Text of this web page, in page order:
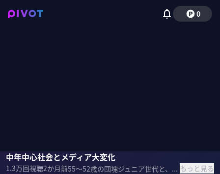
0
中年中心社会とメディア大変化
1.3万回視聴2か月前 55〜52歳の団塊ジュニア世代と、51〜39歳のポスト団塊ジュニアの人口は合計で2800万人。この中年世代が中心となる社会が、今後15年は続く。「中年中心社会」のリアルをテーマに、芝浦工業大学の原田曜平教授とノンフィクションライターの稲田豊史氏に聞いた。 ＜ゲスト＞ 稲田豊史｜ノンフィクションライター 横浜国立大学卒。映画配給会社および出版社で業界誌編集長等を経て独立。著書に『本を読めなくなった人たち』『映画を早送りで観る人たち』等多数。メディア論や子どもを取り巻く環境を中心に執筆活動を展開。 原田曜平｜芝浦工業大学教授 慶應義塾大学商学部卒業後、広告業界で各種マーケティング業務を経験。信州大学特任教授を兼任。専門は若者の消費行動研究。さとり世代やＺ世代など、数々の流行語を世に送る。著書に『Ｚ世代』等多数。 ▼参考書籍 『中年中心社会』 原田曜平（著）集英社（刊） もっと見る
稲田豊史原田曜平佐々木紀彦